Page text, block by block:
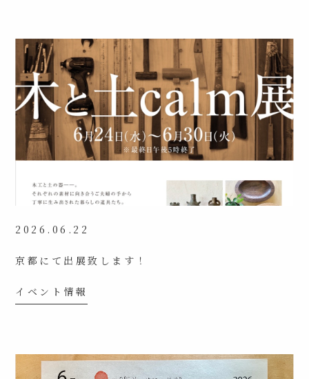
2026.06.22
京都にて出展致します！
イベント情報